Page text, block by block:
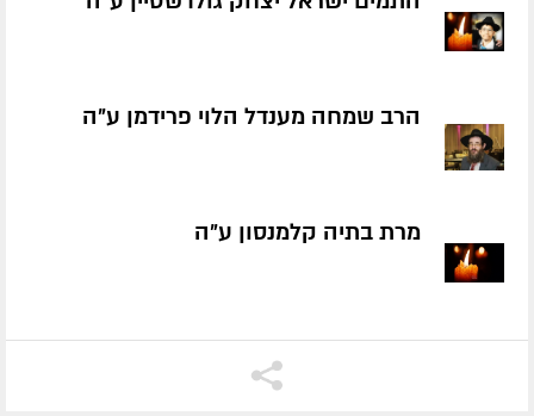
הרב שמחה מענדל הלוי פרידמן ע״ה
מרת בתיה קלמנסון ע״ה